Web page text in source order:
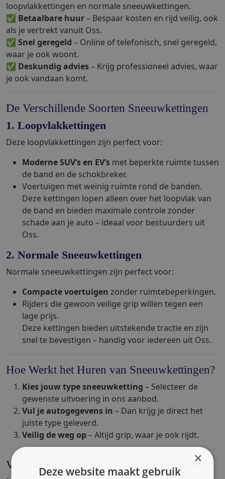
loopvlakkettingen en normale sneeuwkettingen.
✅ Betaalbare huur– Bespaar kosten en rijd veilig, ook
als je vertrekt vanuit Oss.
✅ Snel geregeld – Online of telefonisch, snel geregeld,
waar je ook woont.
✅ Deskundig advies– Krijg professioneel advies, waar
je ook vandaan komt.
De Verschillende Soorten Sneeuwkettingen
1. Loopvlakkettingen
Deze loopvlakkettingen zijn perfect voor:
Moderne SUV’s en EV’s met beperkte ruimte tussen
de band en de schokbreker.
Voertuigen met weinig ruimte rond de banden.
Deze kettingen lopen alleen over het loopvlak van
de band en bieden maximale controle zonder
schade aan je auto – ideaal voor bestuurders uit
Oss.
2. Normale Sneeuwkettingen
Normale sneeuwkettingen zijn perfect voor:
Compacte voertuigen zonder ruimtebeperkingen.
Rijders die gewoon veilige grip willen tegen een
lage prijs.
Deze kettingen bieden uitstekende tractie en zijn
snel te bevestigen – handig voor iedereen uit Oss.
Hoe Werkt het Huren van Sneeuwkettingen?
Kies jouw type sneeuwketting – Selecteer de
gewenste uitvoering in ons aanbod.
Vul je autogegevens in – Dan krijg je direct het
juiste type geleverd.
Veilig de weg op– Altijd grip, waar je ook rijdt.
Voor Wie Zijn Sneeuwkettingen Verplicht?
×
Deze website maakt gebruik